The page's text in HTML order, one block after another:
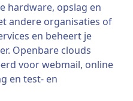
hardware, opslag en
andere organisaties of
en beheert je
Openbare clouds
voor webmail, online
en test- en